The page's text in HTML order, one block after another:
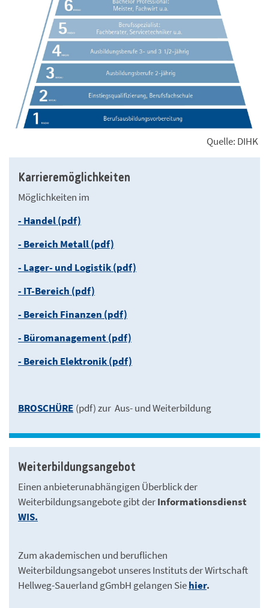
Quelle: DIHK
Karrieremöglichkeiten
Möglichkeiten im
- Handel (pdf)
- Bereich Metall (pdf)
- Lager- und Logistik (pdf)
- IT-Bereich (pdf)
- Bereich Finanzen (pdf)
- Büromanagement (pdf)
- Bereich Elektronik (pdf)
BROSCHÜRE (pdf) zur Aus- und Weiterbildung
Weiterbildungsangebot
Einen anbieterunabhängigen Überblick der
Weiterbildungsangebote gibt derInformationsdienst
WIS.
Zum akademischen und beruflichen
Weiterbildungsangebot unseres Instituts der Wirtschaft
Hellweg-Sauerland gGmbH gelangen Siehier.